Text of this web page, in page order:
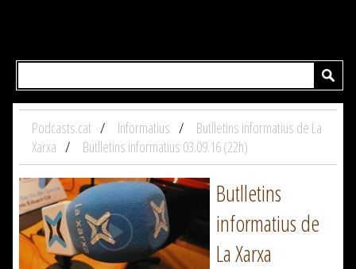
Podcasts.cat Informatius
Butlletins informatius de La
Xarxa
Butlletins informatius 03.09.16 (22h)
Butlletins
informatius de
La Xarxa